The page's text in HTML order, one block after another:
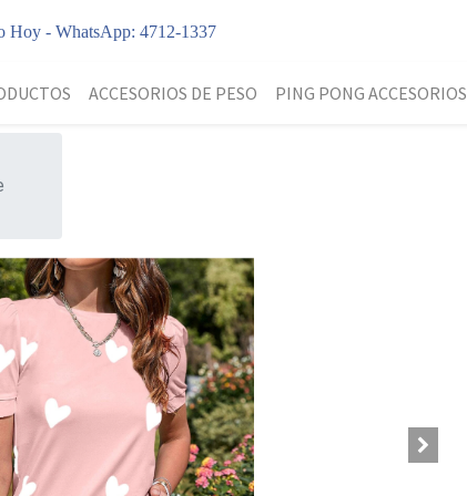
Hoy - WhatsApp: 4712-1337
ACCESORIOS DE PESO PING PONG ACCESORIOS